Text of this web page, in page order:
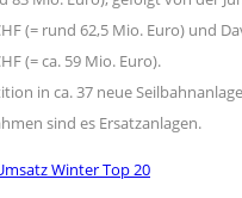
(= rund 62,5 Mio. Euro) und
(= ca. 59 Mio. Euro).
in ca. 37 neue
sind es Ersatzanlagen.